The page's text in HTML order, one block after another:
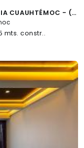
DEPARTAMENTO EN RENTA EN COLONIA CUAUHTÉMOC - (34)
mts. constr..